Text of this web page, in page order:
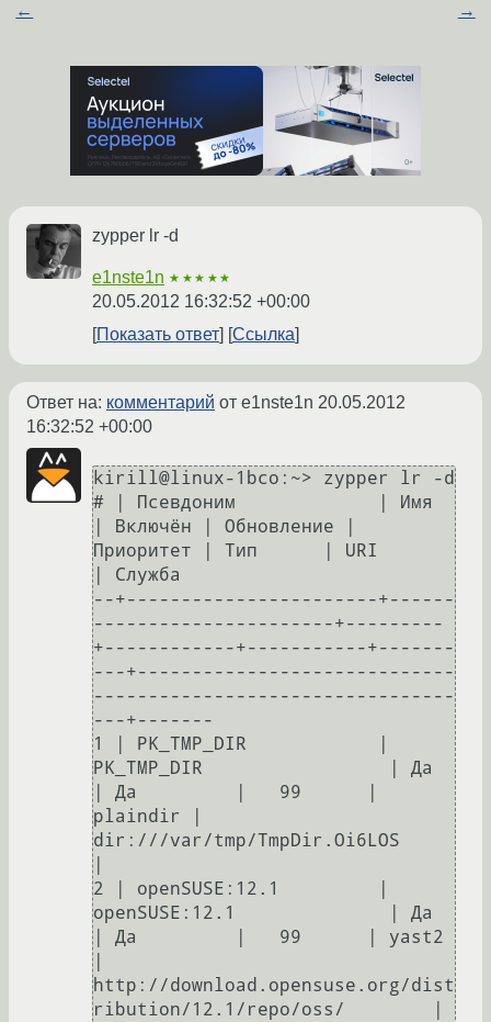
← →
zypper lr -d
e1nste1n ★★★★★
20.05.2012 16:32:52 +00:00
Показать ответ
Ссылка
Ответ на: комментарий от e1nste1n 20.05.2012
16:32:52 +00:00
kirill@linux-1bco:~> zypper lr -d
# | Псевдоним             | Имя
| Включён | Обновление |
Приоритет | Тип      | URI
| Служба
--+-----------------------+------
----------------------+---------
+------------+-----------+-------
---+-----------------------------
---------------------------------
---+-------
1 | PK_TMP_DIR            |
PK_TMP_DIR                 | Да
| Да         |   99      |
plaindir |
dir:///var/tmp/TmpDir.Oi6LOS
2 | openSUSE:12.1         |
openSUSE:12.1              | Да
| Да         |   99      | yast2
http://download.opensuse.org/dist
ribution/12.1/repo/oss/        |